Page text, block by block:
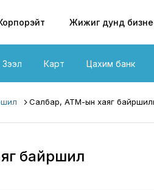
Жижиг дунд
Зээл Карт Цахим банк
Салбар, АТМ-ын хаяг
байршил